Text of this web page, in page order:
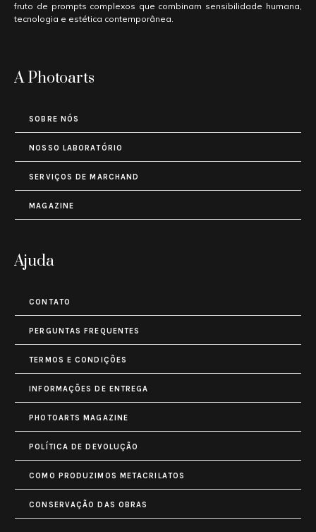
fruto de prompts complexos que combinam sensibilidade humana,
tecnologia e estética contemporânea.
A Photoarts
SOBRE NÓS
NOSSO LABORATÓRIO
SERVIÇOS DE MARCHAND
MAGAZINE
Ajuda
CONTATO
PERGUNTAS FREQUENTES
TERMOS E CONDIÇÕES
INFORMAÇÕES DE ENTREGA
PHOTOARTS MAGAZINE
POLÍTICA DE DEVOLUÇÃO
COMO PRODUZIMOS METACRILATOS
CONSERVAÇÃO DAS OBRAS